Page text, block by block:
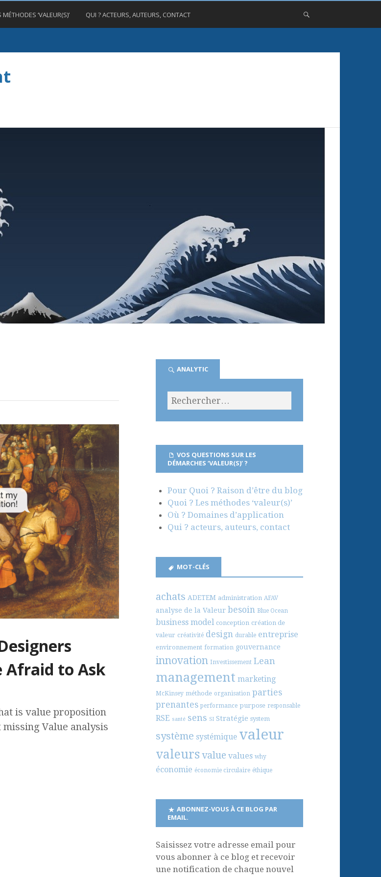
‘VALEUR(S)’ QUI ? ACTEURS, AUTEURS, CONTACT
Afraid to Ask
is value proposition
Value analysis
ANALYTIC
VOS QUESTIONS SUR LES
DÉMARCHES ‘VALEUR(S)’ ?
Pour Quoi ? Raison d’être du blog
Quoi ? Les méthodes ‘valeur(s)’
Où ? Domaines d’application
Qui ? acteurs, auteurs, contact
MOT-CLÉS
achats ADETEM administration AFAV
analyse de la Valeur besoin Blue Ocean
business model conception création de
valeur créativité design durable entreprise
environnement formation gouvernance
innovation Investissement Lean
management marketing
McKinsey méthode organisation parties
prenantes performance purpose responsable
RSE santé sens SI Stratégie system
système systémique valeur
valeursvalue values why
économie économie circulaire éthique
ABONNEZ-VOUS À CE BLOG PAR
EMAIL.
Saisissez votre adresse email pour
vous abonner à ce blog et recevoir
une notification de chaque nouvel